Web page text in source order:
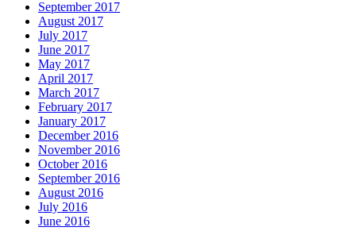
September 2017
August 2017
July 2017
June 2017
May 2017
April 2017
March 2017
February 2017
January 2017
December 2016
November 2016
October 2016
September 2016
August 2016
July 2016
June 2016